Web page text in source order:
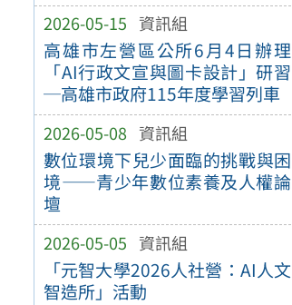
2026-05-15 資訊組
高雄市左營區公所6月4日辦理
「AI行政文宣與圖卡設計」研習
─高雄市政府115年度學習列車
2026-05-08 資訊組
數位環境下兒少面臨的挑戰與困
境——青少年數位素養及人權論
壇
2026-05-05 資訊組
「元智大學2026人社營：AI人文
智造所」活動